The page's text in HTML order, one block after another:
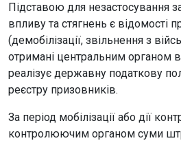
Підставою для незастосування
впливу та стягнень є відомості
(демобілізації, звільнення з
отримані центральним органом
реалізує державну податкову
реєстру призовників.
За період мобілізації або дії
контролюючим органом суми